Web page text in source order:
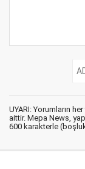
UYARI: Yorumların
aittir. Mepa News,
600 karakterle